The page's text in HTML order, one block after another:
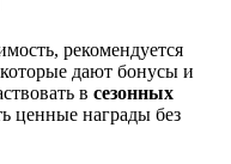
рекомендуется
дают бонусы и
в сезонных
ценные награды без